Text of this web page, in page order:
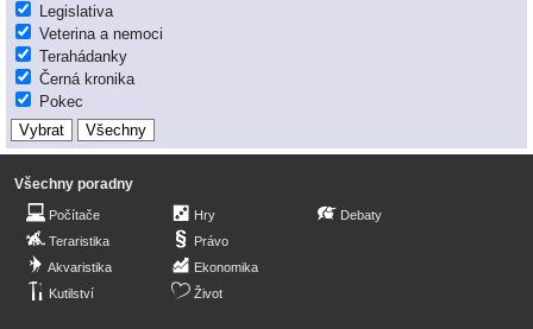
Legislativa
Veterina a nemoci
Terahádanky
Černá kronika
Pokec
Všechny poradny
Počítače
Teraristika
Akvaristika
Kutilství
Hry
Právo
Ekonomika
Život
Debaty